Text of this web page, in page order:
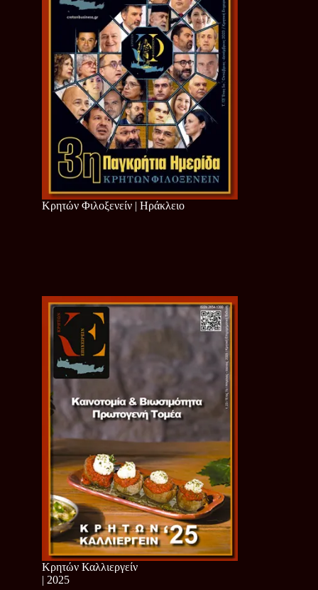
Κρητών Φιλοξενείν | Ηράκλειο
Κρητών Καλλιεργείν
| 2025